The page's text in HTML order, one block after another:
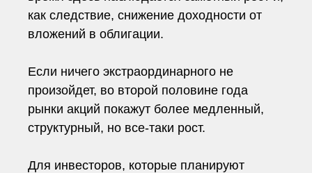
как следствие, снижение доходности от
вложений в облигации.
Если ничего экстраординарного не
произойдет, во второй половине года
рынки акций покажут более медленный,
структурный, но все-таки рост.
Для инвесторов, которые планируют